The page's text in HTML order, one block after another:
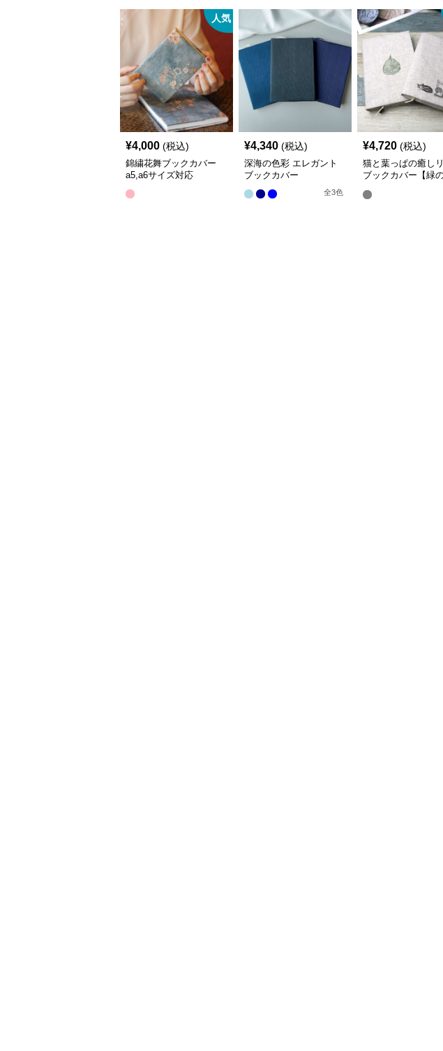
人気
¥4,000 (税込)
錦繍花舞ブックカバー
a5,a6サイズ対応
¥4,340 (税込)
深海の色彩 エレガント
ブックカバー
全3色
¥4,720 (税込)
猫と葉っぱの癒し
ブックカバー【緑